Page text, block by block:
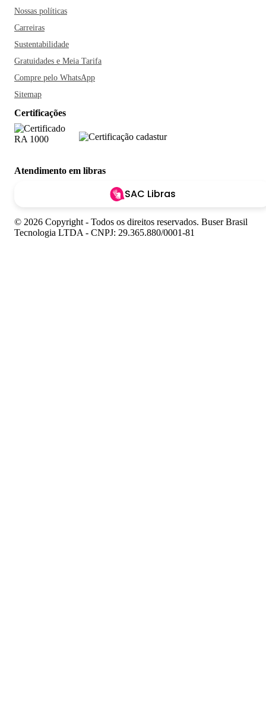
Nossas políticas
Carreiras
Sustentabilidade
Gratuidades e Meia Tarifa
Compre pelo WhatsApp
Sitemap
Certificações
Atendimento em libras
SAC Libras
© 2026 Copyright - Todos os direitos reservados. Buser Brasil
Tecnologia LTDA - CNPJ: 29.365.880/0001-81